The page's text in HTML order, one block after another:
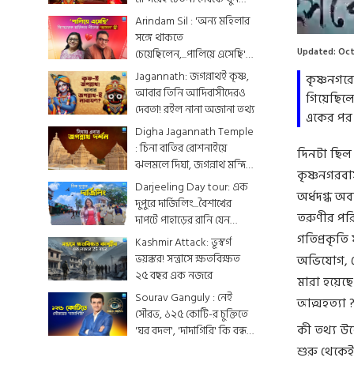
করা হয়েছিল? জেনে নিন
রোমহর্ষক কাহিনী
Arindam Sil : 'অন্য মহিলার
সঙ্গে থাকতে
চেয়েছিলেন,...পালিয়ে এসেছি',
বিস্ফোরক অরিন্দমের স্ত্রী
Jagannath: জগন্নাথই কৃষ্ণ,
আবার তিনি আদিবাসীদেরও
দেবতা! রইল নানা অজানা তথ্য
Digha Jagannath Temple
: চিনা বাতির রোশনাইয়ে
ঝলমলে দিঘা, জগন্নাথ মন্দিরে
শেষ মুহূর্তের সাজসজ্জা তুঙ্গে
Darjeeling Day tour: এক
দুপুরে দার্জিলিং...বৈশাখের
দাপটে পাহাড়ের রানি যেন
একটুকরো স্বর্গ
Kashmir Attack: ভূস্বর্গ
ভয়ঙ্কর! সন্ত্রাসে ক্ষতবিক্ষত
২৫ বছর এক নজরে
Sourav Ganguly : নেই
সৌরভ, ১২৫ কোটি-র চুক্তিতে
'ঘর বদল', 'দাদাগিরি' কি বন্ধ
একের
Updated:
দিনটা
অর্ধদগ্ধ
তরুণীর
অভিযোগ,
মারা
আত্মহত্যা
কী তথ্য
শুরু